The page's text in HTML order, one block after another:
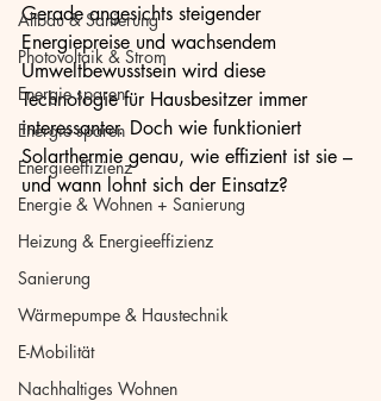
Altbau & Sanierung
Photovoltaik & Strom
Energie sparen
Energie sparen
Energieeffizienz
Energie & Wohnen + Sanierung
Heizung & Energieeffizienz
Sanierung
Wärmepumpe & Haustechnik
E-Mobilität
Nachhaltiges Wohnen
Gerade angesichts steigender
Energiepreise und wachsendem
Umweltbewusstsein wird diese
Technologie für Hausbesitzer immer
interessanter. Doch wie funktioniert
Solarthermie genau, wie effizient ist sie –
und wann lohnt sich der Einsatz?